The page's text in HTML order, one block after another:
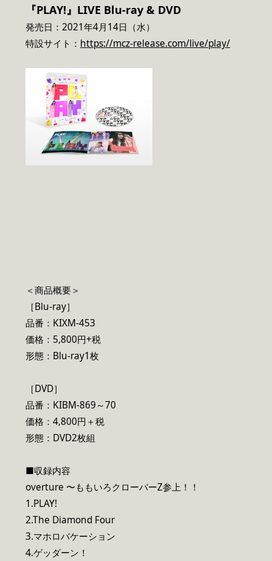
『PLAY!』LIVE Blu-ray & DVD
発売日：2021年4月14日（水）
特設サイト： https://mcz-release.com/live/play/
＜商品概要＞
［Blu-ray］
品番：KIXM-453
価格：5,800円+税
形態：Blu-ray1枚
［DVD］
品番：KIBM-869～70
価格：4,800円＋税
形態：DVD2枚組
■収録内容
overture 〜ももいろクローバーZ参上！！
1.PLAY!
2.The Diamond Four
3.マホロバケーション
4.ゲッダーン！